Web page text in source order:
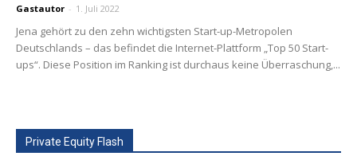
Gastautor - 1. Juli 2022
Jena gehört zu den zehn wichtigsten Start-up-Metropolen
Deutschlands – das befindet die Internet-Plattform „Top 50 Start-
ups“. Diese Position im Ranking ist durchaus keine Überraschung,...
Private Equity Flash